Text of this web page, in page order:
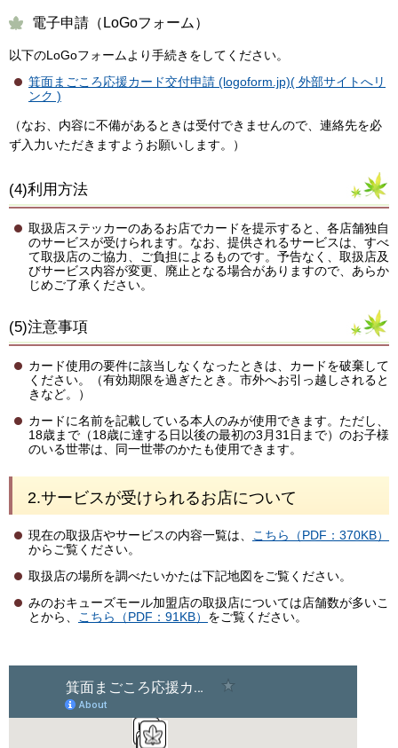
電子申請（LoGoフォーム）
以下のLoGoフォームより手続きをしてください。
箕面まごころ応援カード交付申請 (logoform.jp)( 外部サイトへリ
ンク )
（なお、内容に不備があるときは受付できませんので、連絡先を必
ず入力いただきますようお願いします。）
(4)利用方法
取扱店ステッカーのあるお店でカードを提示すると、各店舗独自
のサービスが受けられます。なお、提供されるサービスは、すべ
て取扱店のご協力、ご負担によるものです。予告なく、取扱店及
びサービス内容が変更、廃止となる場合がありますので、あらか
じめご了承ください。
(5)注意事項
カード使用の要件に該当しなくなったときは、カードを破棄して
ください。（有効期限を過ぎたとき。市外へお引っ越しされると
きなど。）
カードに名前を記載している本人のみが使用できます。ただし、
18歳まで（18歳に達する日以後の最初の3月31日まで）のお子様
のいる世帯は、同一世帯のかたも使用できます。
2.サービスが受けられるお店について
現在の取扱店やサービスの内容一覧は、
こちら（PDF：370KB）
からご覧ください。
取扱店の場所を調べたいかたは下記地図をご覧ください。
みのおキューズモール加盟店の取扱店については店舗数が多いこ
とから、
こちら（PDF：91KB） をご覧ください。